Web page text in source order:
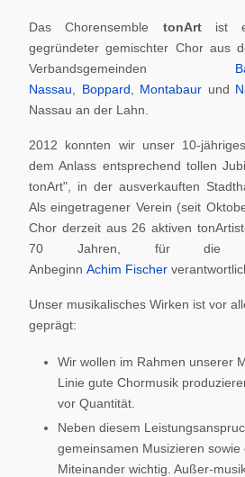
Das Chorensemble tonArt ist
gegründeter gemischter Chor aus
Verbandsgemeinden
Nassau
Boppard Montabaur und
Nassau an der Lahn.
2012 konnten wir unser 10-
dem Anlass entsprechend tollen
tonArt", in der ausverkauften
Als eingetragener Verein (seit
Chor derzeit aus 26 aktiven
70 Jahren, für die
Anbeginn Achim Fischer
Unser musikalisches Wirken ist vor
geprägt:
Wir wollen im Rahmen unserer
Linie gute Chormusik
vor Quantität.
Neben diesem
gemeinsamen Musizieren sowie
Miteinander wichtig. Außer-